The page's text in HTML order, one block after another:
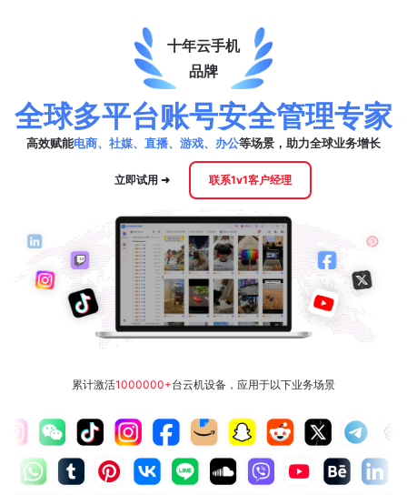
十年云手机
品牌
全球多平台账号安全管理专家
高效赋能电商、社媒、直播、游戏、办公等场景，助力全球业务增长
立即试用 ➜ 联系1v1客户经理
累计激活1000000+台云机设备，应用于以下业务场景